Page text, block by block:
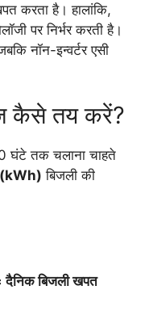
करता है। हालांकि,
पर निर्भर करती है।
नॉन-इन्वर्टर एसी
कैसे तय करें?
घंटे तक चलाना चाहते
(kWh) बिजली की
बिजली खपत